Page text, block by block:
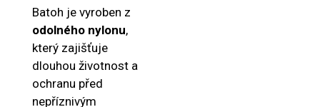
Batoh je vyroben z
odolného nylonu,
který zajišťuje
dlouhou životnost a
ochranu před
nepříznivým